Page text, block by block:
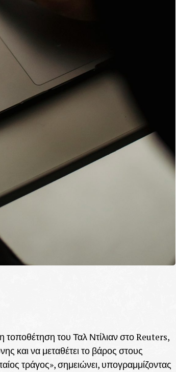
του Ταλ Ντίλιαν στο Reuters,
και να μεταθέτει το βάρος στους
τράγος», σημειώνει, υπογραμμίζοντας